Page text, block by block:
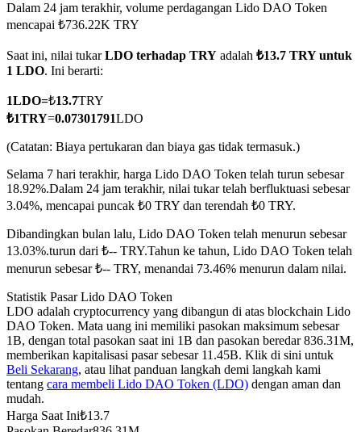
TradFi
USDC Berjangka
Kontrak berjangka menggunakan USDC sebagai jaminannya
Copy Trading
Bergabunglah dengan pedagang top
Dalam 24 jam terakhir, volume perdagangan Lido DAO Token
mencapai ₺736.22K TRY
Saat ini, nilai tukarLDO terhadap TRY adalah ₺13.7 TRY untuk
1 LDO. Ini berarti:
1LDO=₺13.7TRY
₺1TRY=0.07301791LDO
(Catatan: Biaya pertukaran dan biaya gas tidak termasuk.)
Selama 7 hari terakhir, harga Lido DAO Token telah turun sebesar
18.92%.Dalam 24 jam terakhir, nilai tukar telah berfluktuasi sebesar
3.04%, mencapai puncak ₺0 TRY dan terendah ₺0 TRY.
Dibandingkan bulan lalu, Lido DAO Token telah menurun sebesar
13.03%.turun dari ₺-- TRY.Tahun ke tahun, Lido DAO Token telah
menurun sebesar ₺-- TRY, menandai 73.46% menurun dalam nilai.
Statistik Pasar Lido DAO Token
LDO adalah cryptocurrency yang dibangun di atas blockchain Lido
DAO Token. Mata uang ini memiliki pasokan maksimum sebesar
1B, dengan total pasokan saat ini 1B dan pasokan beredar 836.31M,
memberikan kapitalisasi pasar sebesar 11.45B. Klik di sini untuk
Beli Sekarang, atau lihat panduan langkah demi langkah kami
tentang cara membeli Lido DAO Token (LDO) dengan aman dan
mudah.
Harga Saat Ini₺13.7